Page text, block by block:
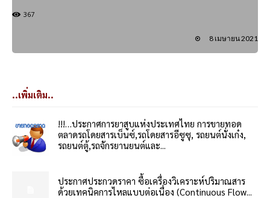
367
8 เมษายน 2021
..เพิ่มเติม..
!!!…ประกาศการยาสูบแห่งประเทศไทย การขายทอด
ตลาดรถโดยสารเบ็นซ์,รถโดยสารอีซูซุ, รถยนต์นั่งเก๋ง,
รถยนต์ตู้,รถจักรยานยนต์และ...
ประกาศประกวดราคา ซื้อเครื่องวิเคราะห์ปริมาณสาร
ด้วยเทคนิคการไหลแบบต่อเนื่อง (Continuous Flow...